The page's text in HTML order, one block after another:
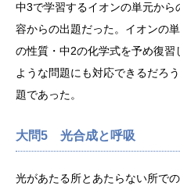
中3で学習するイオンの単元か
容からの出題だった。イオンの
の性質・中2の化学式を予め復
ような問題にも対応できるだろ
題であった。
大問5 光合成と呼吸
光があたる所とあたらない所で